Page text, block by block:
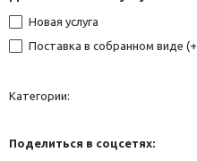
Новая услуга
Поставка в собранном виде (+
Категории:
Поделиться в соцсетях: